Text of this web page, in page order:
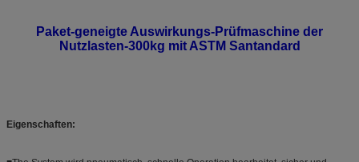
Paket-geneigte Auswirkungs-Prüfmaschine der
Nutzlasten-300kg mit ASTM Santandard
Eigenschaften: